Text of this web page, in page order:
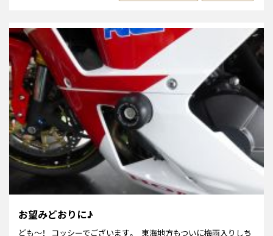
お望みどおりに♪
ども～！ コッシーでございます。 東海地方もついに梅雨入りしち